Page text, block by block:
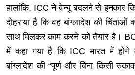
हालांकि, ICC ने वेन्यू बदलने से इनकार
दोहराया है कि वह बांग्लादेश की
साथ मिलकर काम करने को तैयार है।
में कहा गया है कि ICC भारत में होने
बांग्लादेश की “पूर्ण और बिना किसी